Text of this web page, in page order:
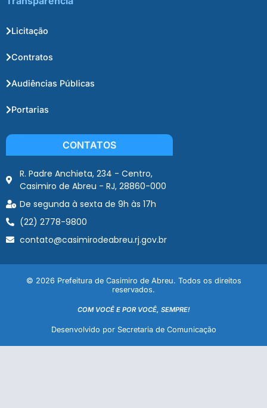
Licitação
Contratos
Audiências Públicas
Portarias
CONTATOS
R. Padre Anchieta, 234 - Centro,
Casimiro de Abreu - RJ, 28860-000
De segunda à sexta de 9h às 17h
(22) 2778-9800
contato@casimirodeabreu.rj.gov.br
© 2026 Prefeitura de Casimiro de Abreu. Todos os direitos
reservados.
COM VOCÊ E POR VOCÊ, SEMPRE!
Desenvolvido por Secretaria de Comunicação